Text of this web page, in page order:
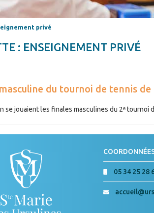
privé
: ENSEIGNEMENT PRIVÉ
du tournoi de tennis
se jouaient les finales masculines du 2ᵉ tournoi
05 34 25 28